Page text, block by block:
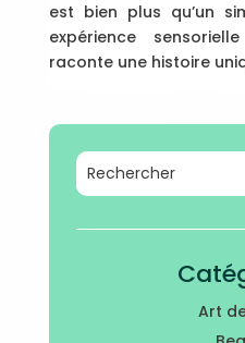
est bien plus qu’un
expérience
raconte une histoire
Art